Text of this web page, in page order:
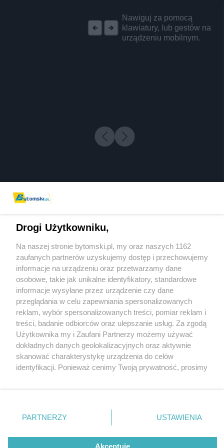
Nawiguj za pomocą
klawiatury, lub gestów na
urządzeniu mobilnym.
2 / 0
Wydawca mediów lokalnych
Nie zapomnij
zapoznać się z:
polityką prywatności regulamin korzystania z portali
Twojemiasto
Piekary Śląskie
Chorzów
Tarnowskie Góry
Gliwice
Skontakuj sięz nami
Kontakt
Wydawca
Pogoda
Drogi Użytkowniku,
Na naszej stronie bytomski.pl, my oraz naszych 1162
zaufanych partnerów uzyskujemy dostęp i przechowujemy
informacje na urządzeniu oraz przetwarzamy dane
osobowe, takie jak unikalne identyfikatory, standardowe
informacje wysyłane przez urządzenie czy dane
przeglądania w celu zapewniania spersonalizowanych
reklam, wybór spersonalizowanych treści, pomiar reklam i
treści, badanie odbiorców oraz ulepszanie usług. Za zgodą
Użytkownika my i Zaufani Partnerzy możemy używać
dokładnych danych geolokalizacyjnych oraz aktywnie
skanować charakterystykę urządzenia do celów
identyfikacji. Ponieważ cenimy Twoją prywatność, prosimy
prywatności znajdujący się w lewym dolnym rogu strony
. Niektóre rodzaje przetwarzania danych nie wymagają
zgody użytkownika, ale masz prawo sprzeciwić się
takiemu przetwarzaniu. Preferencje będą miały
PARTNERZY USTAWIENIA
Akceptuję